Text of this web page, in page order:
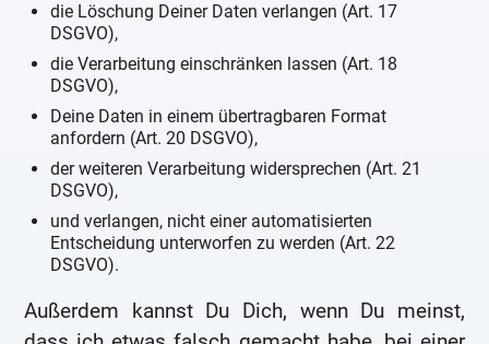
die Löschung Deiner Daten verlangen (Art. 17
DSGVO),
die Verarbeitung einschränken lassen (Art. 18
DSGVO),
Deine Daten in einem übertragbaren Format
anfordern (Art. 20 DSGVO),
der weiteren Verarbeitung widersprechen (Art. 21
DSGVO),
und verlangen, nicht einer automatisierten
Entscheidung unterworfen zu werden (Art. 22
DSGVO).
Außerdem kannst Du Dich, wenn Du meinst,